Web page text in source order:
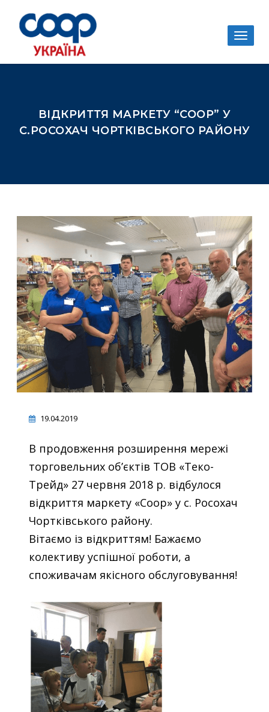
ВІДКРИТТЯ МАРКЕТУ “СООР” У
С.РОСОХАЧ ЧОРТКІВСЬКОГО РАЙОНУ
19.04.2019
В продовження розширення мережі
торговельних об’єктів ТОВ «Теко-
Трейд» 27 червня 2018 р. відбулося
відкриття маркету «Соор» у с. Росохач
Чортківського району.
Вітаємо із відкриттям! Бажаємо
колективу успішної роботи, а
споживачам якісного обслуговування!